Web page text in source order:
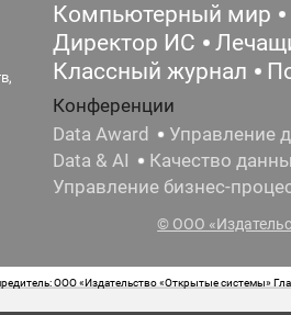
Компьютерный мир
Директор ИС
Классный журнал
Конференции
Data Award
Управление
Data & AI
Качество
Управление бизнес-
© ООО
ООО «Издательство «Открытые системы»